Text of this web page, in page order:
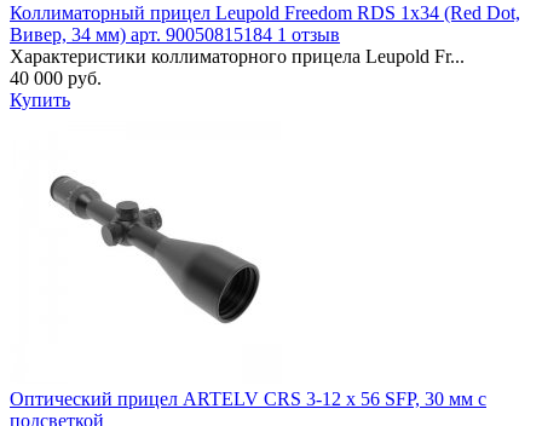
Коллиматорный прицел Leupold Freedom RDS 1x34 (Red Dot,
Вивер, 34 мм) арт. 90050815184 1 отзыв
Характеристики коллиматорного прицела Leupold Fr...
40 000 руб.
Купить
Оптический прицел ARTELV CRS 3-12 х 56 SFP, 30 мм с
подсветкой